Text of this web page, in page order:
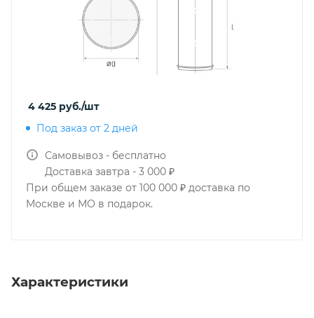
4 425 руб./шт
Под заказ от 2 дней
Самовывоз - бесплатно
Доставка завтра - 3 000 ₽
При общем заказе от 100 000 ₽ доставка по
Москве и МО в подарок.
Характеристики